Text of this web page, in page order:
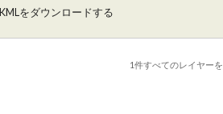
KMLをダウンロードする
1件すべてのレイヤー